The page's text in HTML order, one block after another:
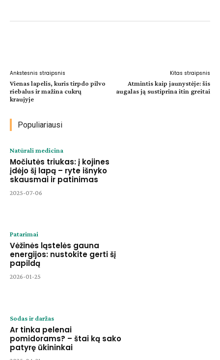
Ankstesnis straipsnis
Vienas lapelis, kuris tirpdo pilvo
riebalus ir mažina cukrų
kraujyje
Kitas straipsnis
Atmintis kaip jaunystėje: šis
augalas ją sustiprina itin greitai
Populiariausi
Natūrali medicina
Močiutės triukas: į kojines
įdėjo šį lapą – ryte išnyko
skausmai ir patinimas
2025-07-06
Patarimai
Vėžinės ląstelės gauna
energijos: nustokite gerti šį
papildą
2026-01-25
Sodas ir daržas
Ar tinka pelenai
pomidorams? – štai ką sako
patyrę ūkininkai